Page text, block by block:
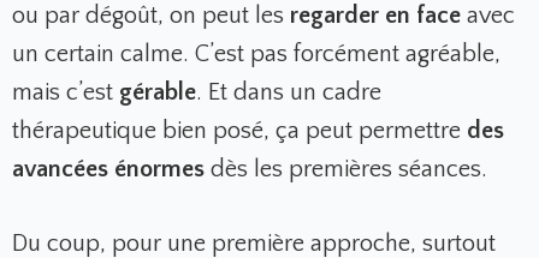
ou par dégoût, on peut les regarder en face avec
un certain calme. C’est pas forcément agréable,
mais c’est gérable. Et dans un cadre
thérapeutique bien posé, ça peut permettre des
avancées énormes dès les premières séances.
Du coup, pour une première approche, surtout